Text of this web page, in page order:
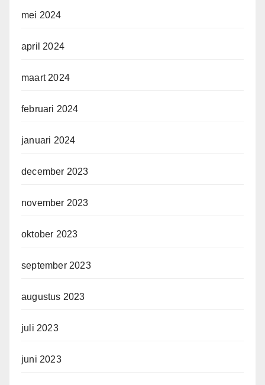
mei 2024
april 2024
maart 2024
februari 2024
januari 2024
december 2023
november 2023
oktober 2023
september 2023
augustus 2023
juli 2023
juni 2023